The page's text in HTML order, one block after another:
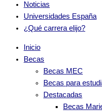
Noticias
Universidades España
¿Qué carrera elijo?
Inicio
Becas
Becas MEC
Becas para
Destacadas
Becas